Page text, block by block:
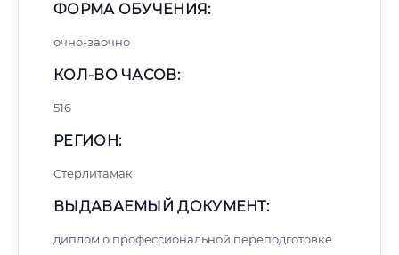
ФОРМА ОБУЧЕНИЯ:
очно-заочно
КОЛ-ВО ЧАСОВ:
516
РЕГИОН:
Стерлитамак
ВЫДАВАЕМЫЙ ДОКУМЕНТ:
диплом о профессиональной переподготовке